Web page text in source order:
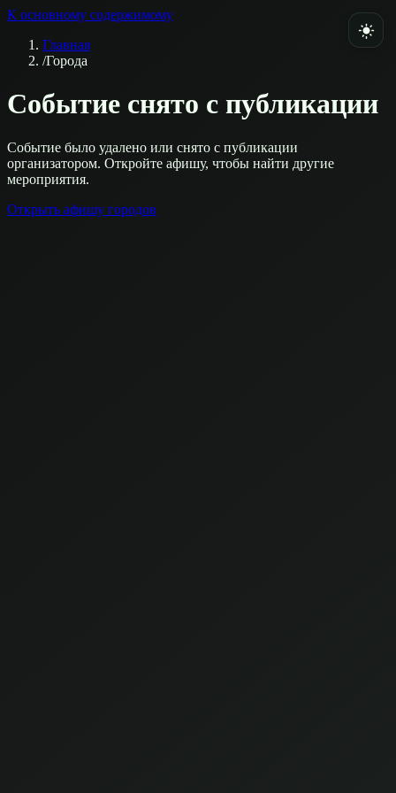
К основному содержимому
Главная
/Города
Событие снято с публикации
Событие было удалено или снято с публикации
организатором. Откройте афишу, чтобы найти другие
мероприятия.
Открыть афишу городов